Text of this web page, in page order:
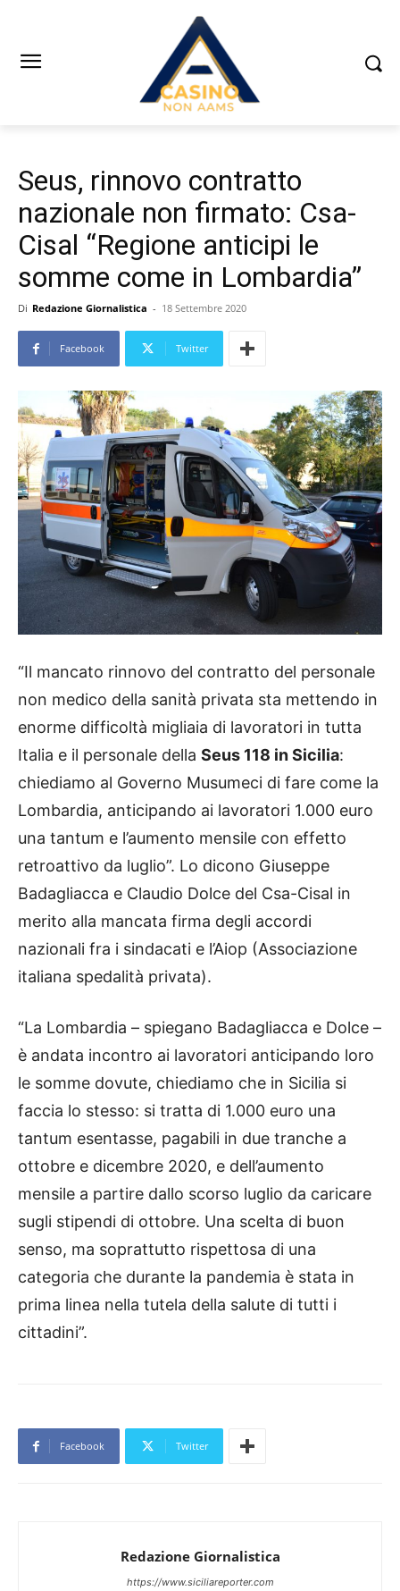
Seus, rinnovo contratto
nazionale non firmato: Csa-
Cisal “Regione anticipi le
somme come in Lombardia”
Di Redazione Giornalistica - 18 Settembre 2020
Facebook Twitter
“Il mancato rinnovo del contratto del personale
non medico della sanità privata sta mettendo in
enorme difficoltà migliaia di lavoratori in tutta
Italia e il personale della Seus 118 in Sicilia:
chiediamo al Governo Musumeci di fare come la
Lombardia, anticipando ai lavoratori 1.000 euro
una tantum e l’aumento mensile con effetto
retroattivo da luglio”. Lo dicono Giuseppe
Badagliacca e Claudio Dolce del Csa-Cisal in
merito alla mancata firma degli accordi
nazionali fra i sindacati e l’Aiop (Associazione
italiana spedalità privata).
“La Lombardia – spiegano Badagliacca e Dolce –
è andata incontro ai lavoratori anticipando loro
le somme dovute, chiediamo che in Sicilia si
faccia lo stesso: si tratta di 1.000 euro una
tantum esentasse, pagabili in due tranche a
ottobre e dicembre 2020, e dell’aumento
mensile a partire dallo scorso luglio da caricare
sugli stipendi di ottobre. Una scelta di buon
senso, ma soprattutto rispettosa di una
categoria che durante la pandemia è stata in
prima linea nella tutela della salute di tutti i
cittadini”.
Facebook Twitter
Redazione Giornalistica
https://www.siciliareporter.com